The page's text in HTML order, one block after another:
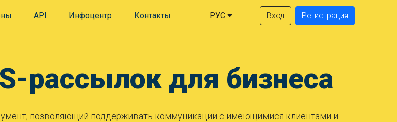
API Инфоцентр Контакты РУС Вход Регистрация
рассылок для бизнеса
позволяющий поддерживать коммуникации с имеющимися клиентами и